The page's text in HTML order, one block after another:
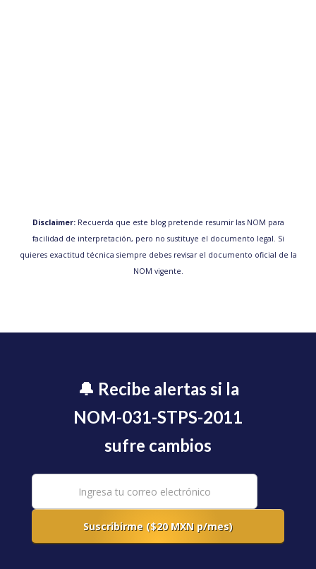
Disclaimer: Recuerda que este blog pretende resumir las NOM para
facilidad de interpretación, pero no sustituye el documento legal. Si
quieres exactitud técnica siempre debes revisar el documento oficial de la
NOM vigente.
🔔 Recibe alertas si la
NOM-031-STPS-2011
sufre cambios